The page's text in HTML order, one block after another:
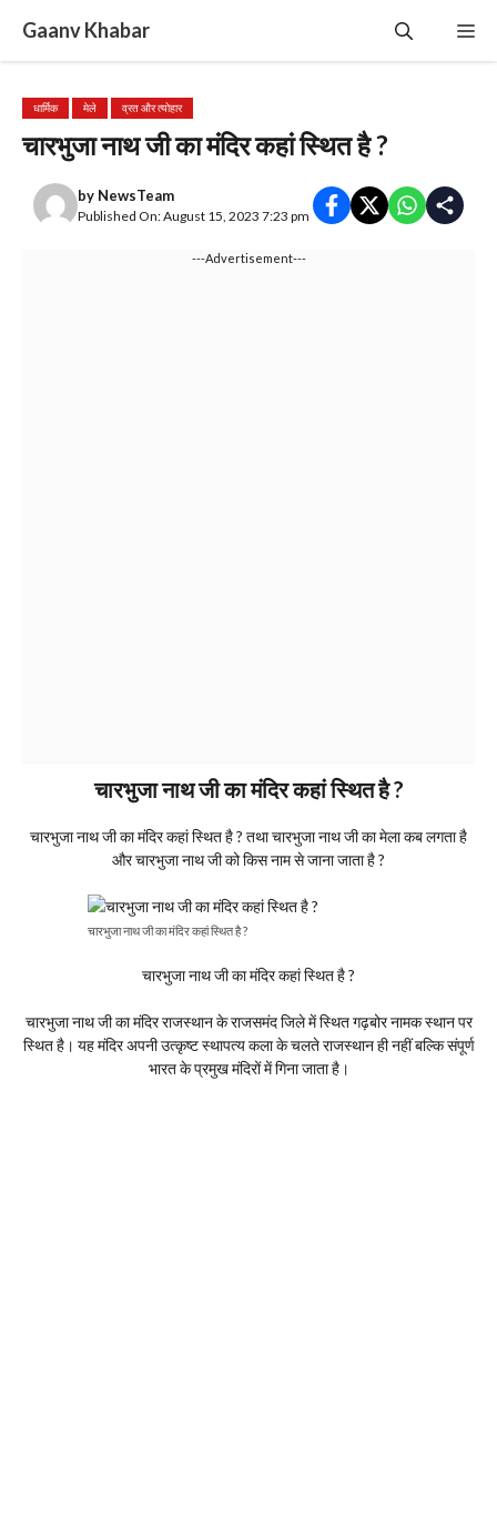
content
Gaanv Khabar
धार्मिक मेले व्रत और त्योहार
चारभुजा नाथ जी का मंदिर कहां स्थित है ?
by NewsTeam
Published On: August 15, 2023 7:23 pm
---Advertisement---
चारभुजा नाथ जी का मंदिर कहां स्थित है ?
चारभुजा नाथ जी का मंदिर कहां स्थित है ? तथा चारभुजा नाथ जी का मेला कब लगता है
और चारभुजा नाथ जी को किस नाम से जाना जाता है ?
चारभुजा नाथ जी का मंदिर कहां स्थित है ?
चारभुजा नाथ जी का मंदिर कहां स्थित है ?
चारभुजा नाथ जी का मंदिर राजस्थान के राजसमंद जिले में स्थित गढ़बोर नामक स्थान पर
स्थित है। यह मंदिर अपनी उत्कृष्ट स्थापत्य कला के चलते राजस्थान ही नहीं बल्कि संपूर्ण
भारत के प्रमुख मंदिरों में गिना जाता है।